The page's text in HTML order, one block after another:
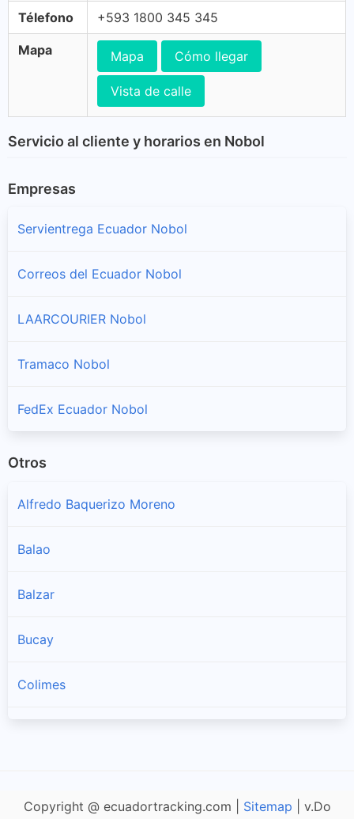
Télefono +593 1800 345 345
Mapa Mapa Cómo llegar
Vista de calle
Servicio al cliente y horarios en Nobol
Empresas
Servientrega Ecuador Nobol
Correos del Ecuador Nobol
LAARCOURIER Nobol
Tramaco Nobol
FedEx Ecuador Nobol
Otros
Alfredo Baquerizo Moreno
Balao
Balzar
Bucay
Colimes
Copyright @ ecuadortracking.com | Sitemap | v.Do